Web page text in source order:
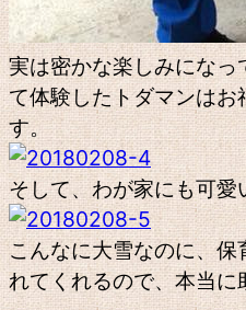
実は密かな楽しみにな
て体験したトダマンは
す。
そして、わが家にも可愛
こんなに大雪なのに、
れてくれるので、本当に